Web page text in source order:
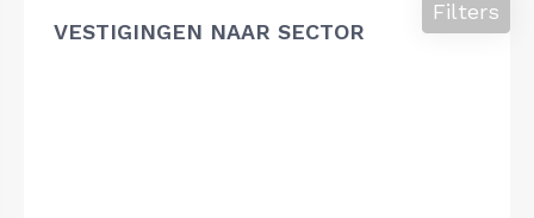
VESTIGINGEN NAAR SECTOR
Filters